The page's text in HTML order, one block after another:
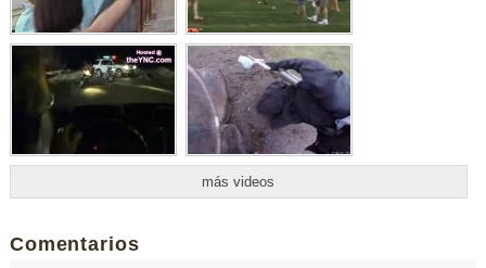
más videos
Comentarios